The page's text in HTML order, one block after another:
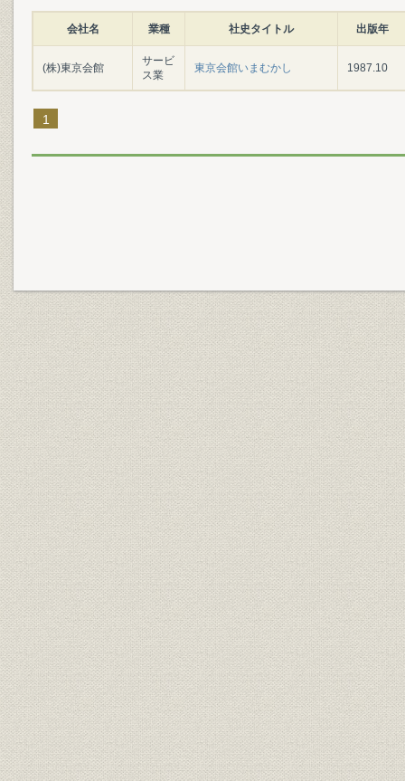
会社名 業種 社史タイトル 出版年
(株)東京会館
サービ
ス業
東京会館いまむかし 1987.10
1